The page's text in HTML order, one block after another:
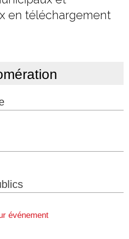
en téléchargement
événement